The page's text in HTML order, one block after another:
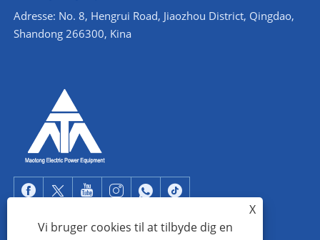
Adresse: No. 8, Hengrui Road, Jiaozhou District, Qingdao,
Shandong 266300, Kina
X
Vi bruger cookies til at tilbyde dig en